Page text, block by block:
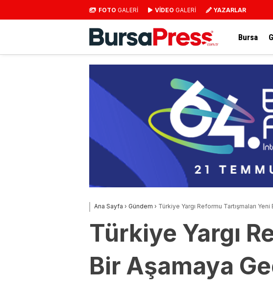
FOTO GALERİ VİDEO GALERİ YAZARLAR
Bursa
Ana Sayfa › Gündem › Türkiye Yargı Reformu Tartışmaları
Türkiye Yargı
Bir Aşamaya